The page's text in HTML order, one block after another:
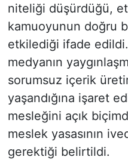
niteliği düşürdüğü,
kamuoyunun doğru
etkilediği ifade
medyanın
sorumsuz içerik
yaşandığına işaret
mesleğini açık
meslek yasasının
gerektiği belirtildi.